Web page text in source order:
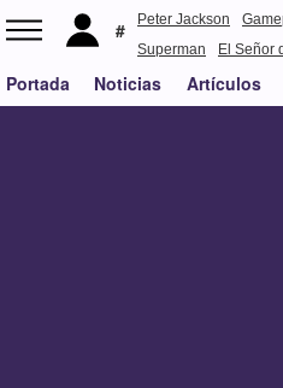
Peter Jackson
Superman
El Señor
Portada Noticias Artículos